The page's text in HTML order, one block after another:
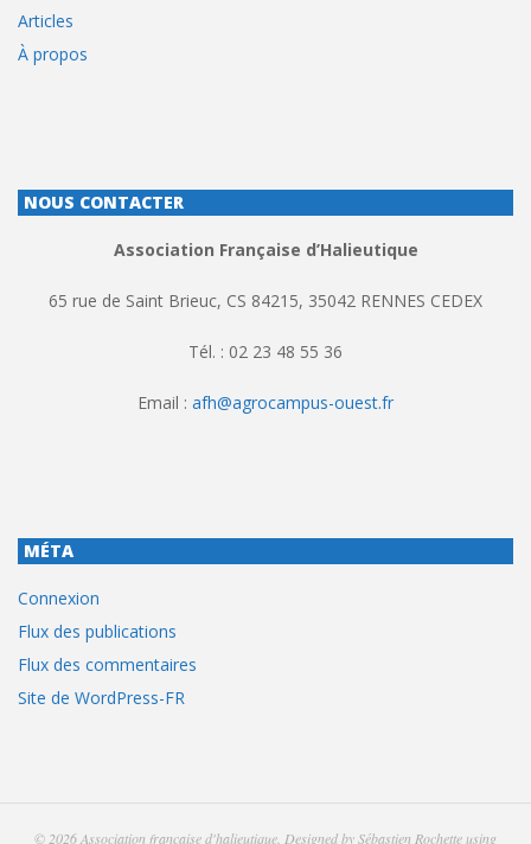
Articles
À propos
NOUS CONTACTER
Association Française d’Halieutique
65 rue de Saint Brieuc, CS 84215, 35042 RENNES CEDEX
Tél. : 02 23 48 55 36
Email : afh@agrocampus-ouest.fr
MÉTA
Connexion
Flux des publications
Flux des commentaires
Site de WordPress-FR
© 2026Association française d'halieutique. Designed bySébastien Rochetteusing